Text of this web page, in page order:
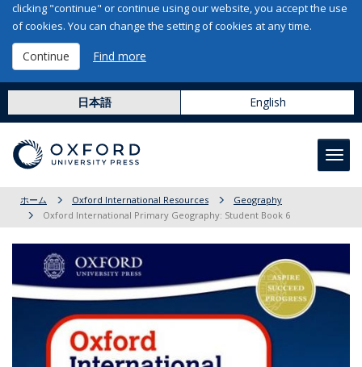
clicking "continue" or continue using our website, you accept the use
of cookies. You can change the setting of cookies at any time.
Continue Find more
日本語 English
ホーム Oxford International Resources
Geography
Oxford International Primary Geography: Student Book 6